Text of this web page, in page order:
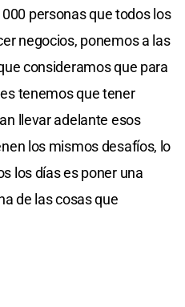
personas que todos los
negocios, ponemos a las
consideramos que para
tenemos que tener
llevar adelante esos
los mismos desafíos, lo
los días es poner una
de las cosas que